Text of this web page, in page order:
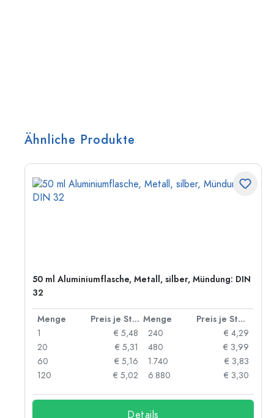
Ähnliche Produkte
50 ml Aluminiumflasche, Metall, silber, Mündung: DIN
32
Menge Preis je Stück Menge
Preis je Stück
1
€ 5,48
20
€ 5,31
60
€ 5,16
120
€ 5,02
240
€ 4,29
480
€ 3,99
1.740
€ 3,83
6.880
€ 3,30
Details